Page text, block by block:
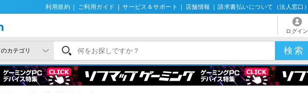
利用規約 ご利用ガイド サービス＆サポート 店舗情報 請求書払いについて（法人窓口）
ログイン